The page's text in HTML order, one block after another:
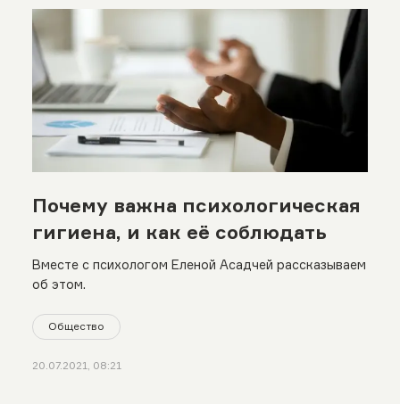
Почему важна психологическая
гигиена, и как её соблюдать
Вместе с психологом Еленой Асадчей рассказываем
об этом.
Общество
20.07.2021, 08:21